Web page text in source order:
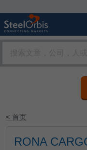
< 首页
RONA